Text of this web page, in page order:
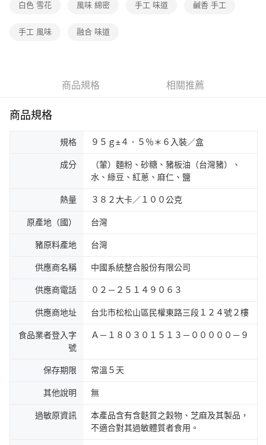
白色 雪花 風味 綿密 手工 味道 鹹香 手工
手工 風味 融合 味道
商品規格 相關推薦
商品規格
規格 ９５ｇ±４．５％＊６入裝／盒
成分
（葷）麵粉、砂糖、豬板油（台灣豬）、
水、綠豆、紅蔥、麻仁、鹽
熱量 ３８２大卡／１００公克
原產地（國） 台灣
豬原料產地 台灣
供應商名稱 中國系統整合股份有限公司
供應商電話 ０２－２５１４９０６３
供應商地址 台北市松松山區民權東路三段１２４號２樓
食品業者登入字
號
Ａ－１８０３０１５１３－０００００－９
保存期限 常溫５天
其他說明 無
過敏原資訊
本產品含有含麩質之穀物、芝麻及其製品，
不適合對其過敏體質者食用。